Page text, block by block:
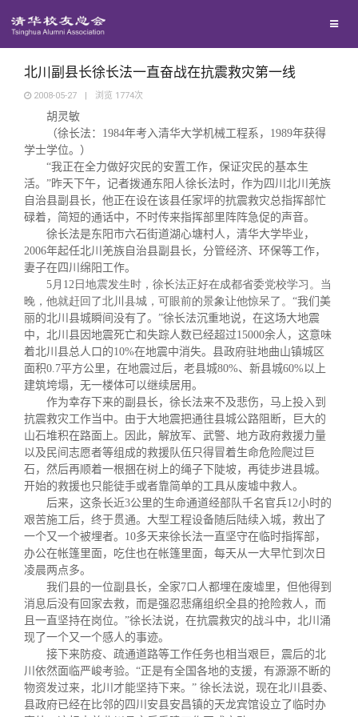
地区联络
院系校友工作
专业委员会
西南联大校友会
回馈母校
捐赠新闻
捐赠纪事
义工计划
《清华校友通讯》
《水木清华》
新媒体平台
百年清华
清华人物
青春风采
校友文苑
校友讲坛
校友视界
校友服务
信息化服务
三创大赛
实用信息
校友总会
总会简介
会长致辞
总会章程
理事会名单
制度法规
联系我们
关闭
北川副县长徐长法一直奋战在抗震救灾第一线
2008-05-27 | 浏览 1774次
胡灵敏
（徐长法： 1984年考入清华大学机械工程系， 1989年获得
学士学位。）
“我正在全力做好灾民的安置工作，保证灾民的基本生
活。 ”昨天下午，记者拨通东阳人徐长法时，作为四川北川羌族
自治县副县长，他正在设在该县任家坪的抗震救灾总指挥部忙
碌着，简短的通话中，不时传来指挥部里阵阵急促的声音。
徐长法是东阳市六石街道湖心塘村人，清华大学毕业，
2006年起任北川羌族自治县副县长，分管经济、环保等工作，
妻子在四川绵阳工作。
5月12 日 地震发生时，徐长法正好在成都省委党校学习。当
晚，他就赶回了北川县城，可 眼前的景象让他惊呆了。“我们美
丽的北川县城瞬间没有了。 ”徐长法沉重地说，在这场大地震
中，北川县因地震死亡和失踪人数已经超过15000余人，这意味
着北川县总人口的10%在地震中消失。县政府驻地曲山镇城区
面积0.7平方公里，在地震过后，老县城80%、新县城60%以上
建筑垮塌，无一楼体可以继续居用。
作为幸存下来的副县长，徐长法来不及悲伤，马上投入到
抗震救灾工作当中。由于大地震把通往县城公路阻断，巨大的
山石堆积在路面上。因此，解放军、武警、地方政府救援力量
以及民间志愿者等组成的救援队伍只得冒着生命危险爬过巨
石，然后再顺着一根捆在树上的绳子下陡坡，再徒步进县城。
开始的救援也只能徒手或者靠简单的工具从废墟中救人。
后来，这条长近3公里的生命通道经部队千名官兵12小时的
艰苦施工后，终于贯通。大型工程设备随后陆续入城，救出了
一个又一个被埋者。 10多天来徐长法一直坚守在临时指挥部，
办公在帐篷里面，吃住也在帐篷里面，每天从一大早忙到次日
凌晨两点多。
我们县的一位副县长，全家7 口人都埋在废墟里，但他得到
消息后没有回家去救，而是强忍悲痛组织全县的抢险救人，而
且一直坚持在岗位。 ”徐长法说，在抗震救灾的战斗中，北川涌
现了一个又一个感人的事迹。
接下来防疫、疏通道路等工作任务也相当艰巨，震后的北
川依然面临严峻考验。 “正是有全国各地的支援，有源源不断的
物资发过来，北川才能坚持下来。 ” 徐长法说，现在北川县委、
县政府已经在比邻的四川安县安昌镇的天龙宾馆设立了临时办